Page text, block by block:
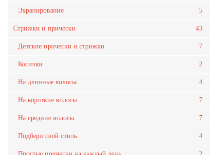
Экранирование 5
Стрижки и прически 43
Детские прически и стрижки 7
Косички 2
На длинные волосы 4
На короткие волосы 7
На средние волосы 7
Подбери свой стиль 4